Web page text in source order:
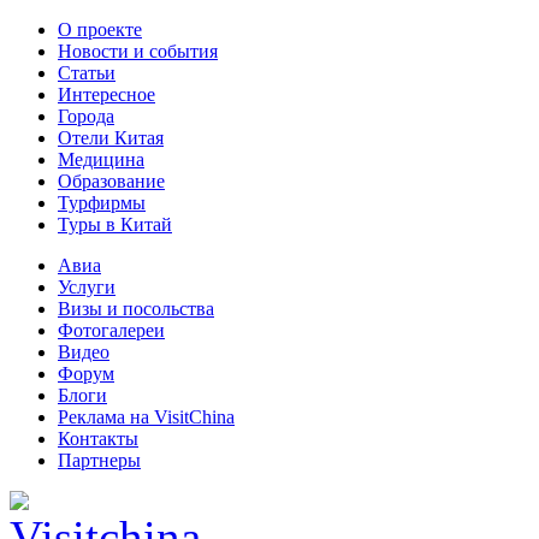
О проекте
Новости и события
Статьи
Интересное
Города
Отели Китая
Медицина
Образование
Турфирмы
Туры в Китай
Авиа
Услуги
Визы и посольства
Фотогалереи
Видео
Форум
Блоги
Реклама на VisitChina
Контакты
Партнеры